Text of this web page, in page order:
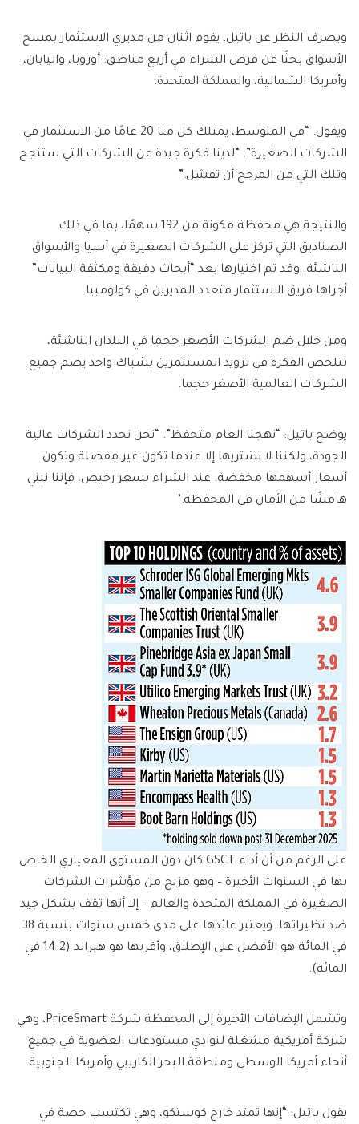
وبصرف النظر عن باتيل، يقوم اثنان من مديري الاستثمار بمسح
الأسواق بحثًا عن فرص الشراء في أربع مناطق: أوروبا، واليابان،
وأمريكا الشمالية، والمملكة المتحدة.
ويقول: “في المتوسط، يمتلك كل منا 20 عامًا من الاستثمار في
الشركات الصغيرة”. “لدينا فكرة جيدة عن الشركات التي ستنجح
وتلك التي من المرجح أن تفشل.”
والنتيجة هي محفظة مكونة من 192 سهمًا، بما في ذلك
الصناديق التي تركز على الشركات الصغيرة في آسيا والأسواق
الناشئة. وقد تم اختيارها بعد “أبحاث دقيقة ومكثفة البيانات”
أجراها فريق الاستثمار متعدد المديرين في كولومبيا.
ومن خلال ضم الشركات الأصغر حجما في البلدان الناشئة،
تتلخص الفكرة في تزويد المستثمرين بشباك واحد يضم جميع
الشركات العالمية الأصغر حجما.
يوضح باتيل: “نهجنا العام متحفظ”. “نحن نحدد الشركات عالية
الجودة، ولكننا لا نشتريها إلا عندما تكون غير مفضلة وتكون
أسعار أسهمها مخفضة. عند الشراء بسعر رخيص، فإننا نبني
هامشًا من الأمان في المحفظة.’
على الرغم من أن أداء GSCT كان دون المستوى المعياري الخاص
بها في السنوات الأخيرة – وهو مزيج من مؤشرات الشركات
الصغيرة في المملكة المتحدة والعالم – إلا أنها تقف بشكل جيد
ضد نظيراتها. ويعتبر عائدها على مدى خمس سنوات بنسبة 38
في المائة هو الأفضل على الإطلاق، وأقربها هو هيرالد (14.2 في
المائة).
وتشمل الإضافات الأخيرة إلى المحفظة شركة PriceSmart، وهي
شركة أمريكية مشغلة لنوادي مستودعات العضوية في جميع
أنحاء أمريكا الوسطى ومنطقة البحر الكاريبي وأمريكا الجنوبية.
يقول باتيل: “إنها تمتد خارج كوستكو، وهي تكتسب حصة في